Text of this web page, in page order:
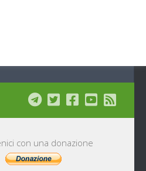
con una donazione